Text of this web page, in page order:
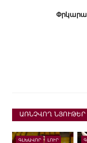
ԱՌՆՉՎՈՂ ՆՅՈՒԹԵՐ
ԳԼԽԱՎՈՐ ԼՈՒՐ